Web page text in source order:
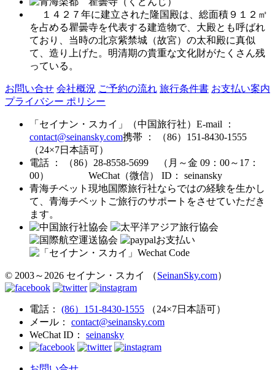
１４２７年に建立された隆国殿は、総面積９１２㎡
を占める瞿曇寺を代表する建造物で、大殿とも呼ばれ
ており、当時の北京紫禁城（故宮）の太和殿に真似
て、造り上げた。明清期の貴重な文化財がたくさん残
っている。
お問い合せ 会社概況 ご予約の流れ 旅行条件書 お支払い案内
プライバシー ポリシー
「セイナン・スカイ」（中国旅行社） E-mail ：
contact@seinansky.com携帯 ： （86）151-8430-1555
（24×7日本語可）
電話 ： （86）28-8558-5699 （月～金 09：00～17：
00） WeChat（微信） ID： seinansky
青海チベット現地国際旅行社ならではの経験を生かし
て、青海チベットご旅行のサポートをさせていただき
ます。
© 2003～2026 セイナン・スカイ （SeinanSky.com）
電話： (86）151-8430-1555
（24×7日本語可）
メール： contact@seinansky.com
WeChat ID： seinansky